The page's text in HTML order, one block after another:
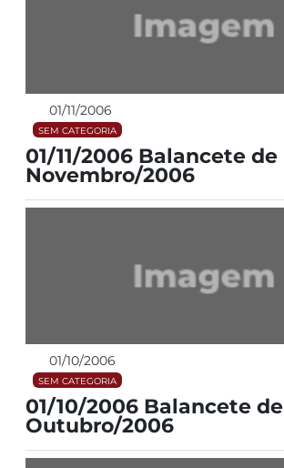
01/11/2006
SEM CATEGORIA
01/11/2006 Balancete de
Novembro/2006
01/10/2006
SEM CATEGORIA
01/10/2006 Balancete de
Outubro/2006